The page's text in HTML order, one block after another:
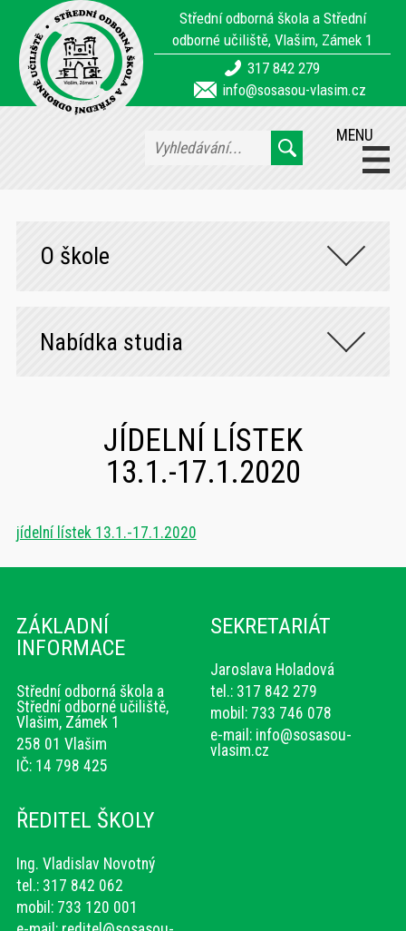
Střední odborná škola a Střední
odborné učiliště, Vlašim, Zámek 1
317 842 279
info@sosasou-vlasim.cz
MENU
O škole
Nabídka studia
JÍDELNÍ LÍSTEK
13.1.-17.1.2020
jídelní lístek 13.1.-17.1.2020
ZÁKLADNÍ
INFORMACE
Střední odborná škola a
Střední odborné učiliště,
Vlašim, Zámek 1
258 01 Vlašim
IČ: 14 798 425
SEKRETARIÁT
Jaroslava Holadová
tel.: 317 842 279
mobil: 733 746 078
e-mail: info@sosasou-
vlasim.cz
ŘEDITEL ŠKOLY
Ing. Vladislav Novotný
tel.: 317 842 062
mobil: 733 120 001